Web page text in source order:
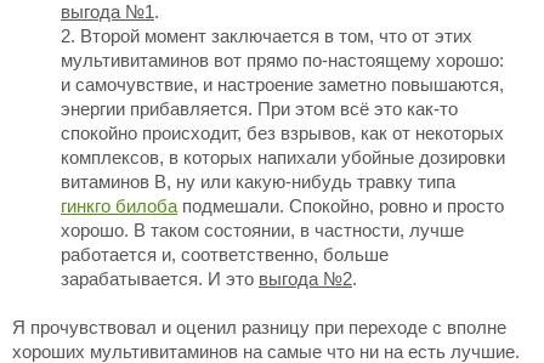
выгода №1.
Второй момент заключается в том, что от этих
мультивитаминов вот прямо по-настоящему хорошо:
и самочувствие, и настроение заметно повышаются,
энергии прибавляется. При этом всё это как-то
спокойно происходит, без взрывов, как от некоторых
комплексов, в которых напихали убойные дозировки
витаминов В, ну или какую-нибудь травку типа
гинкго билоба подмешали. Спокойно, ровно и просто
хорошо. В таком состоянии, в частности, лучше
работается и, соответственно, больше
зарабатывается. И это выгода №2.
Я прочувствовал и оценил разницу при переходе с вполне
хороших мультивитаминов на самые что ни на есть лучшие.